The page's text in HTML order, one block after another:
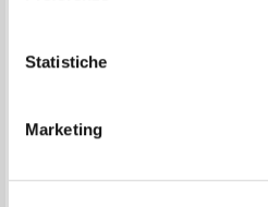
Statistiche
Marketing Luogo di